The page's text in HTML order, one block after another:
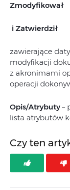
Zmodyfikował
i Zatwierdził
zawierające
modyfikacji
z akronimami
operacji
Opis/Atrybuty –
lista atrybutów
Czy ten